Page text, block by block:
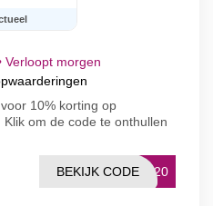
Verloopt morgen
10% korting op
om de code te onthullen
RS20
BEKIJK CODE